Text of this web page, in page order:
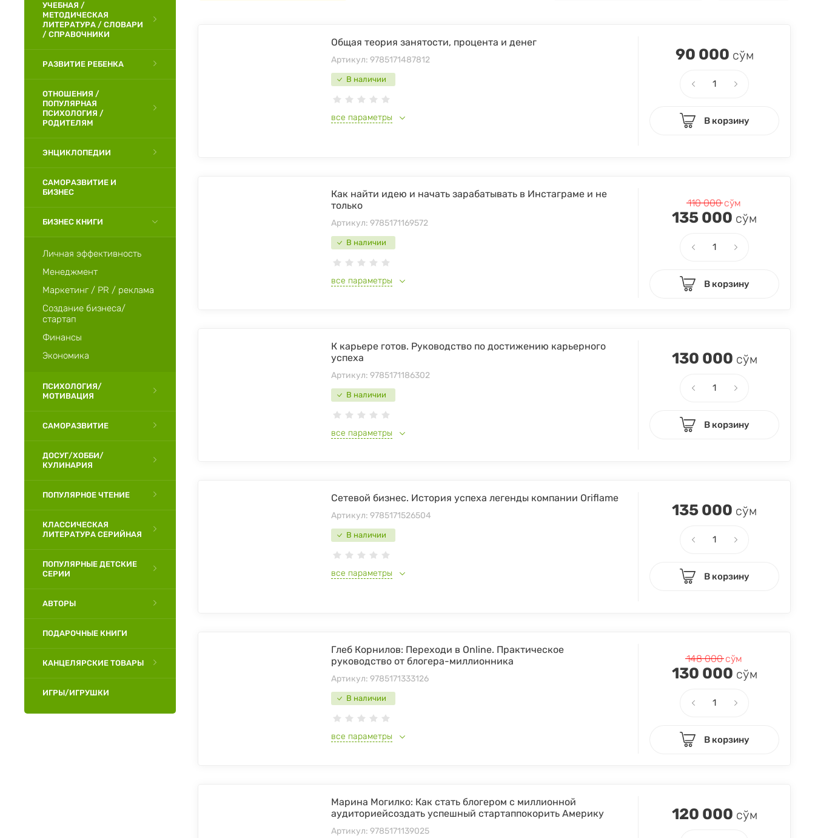
УЧЕБНАЯ /
МЕТОДИЧЕСКАЯ
ЛИТЕРАТУРА / СЛОВАРИ
/ СПРАВОЧНИКИ
РАЗВИТИЕ РЕБЕНКА
ОТНОШЕНИЯ /
ПОПУЛЯРНАЯ
ПСИХОЛОГИЯ /
РОДИТЕЛЯМ
ЭНЦИКЛОПЕДИИ
САМОРАЗВИТИЕ И
БИЗНЕС
БИЗНЕС КНИГИ
Личная эффективность
Менеджмент
Маркетинг / PR / реклама
Создание бизнеса/
стартап
Финансы
Экономика
ПСИХОЛОГИЯ/
МОТИВАЦИЯ
САМОРАЗВИТИЕ
ДОСУГ/ХОББИ/
КУЛИНАРИЯ
ПОПУЛЯРНОЕ ЧТЕНИЕ
КЛАССИЧЕСКАЯ
ЛИТЕРАТУРА СЕРИЙНАЯ
ПОПУЛЯРНЫЕ ДЕТСКИЕ
СЕРИИ
АВТОРЫ
ПОДАРОЧНЫЕ КНИГИ
КАНЦЕЛЯРСКИЕ ТОВАРЫ
ИГРЫ/ИГРУШКИ
В наличии
Общая теория занятости, процента и денег
Артикул: 9785171487812
все параметры
90 000 сўм
В корзину
В наличии
Как найти идею и начать зарабатывать в Инстаграме и не
только
Артикул: 9785171169572
все параметры
110 000сўм
135 000 сўм
В корзину
В наличии
К карьере готов. Руководство по достижению карьерного
успеха
Артикул: 9785171186302
все параметры
130 000 сўм
В корзину
В наличии
Сетевой бизнес. История успеха легенды компании Oriflame
Артикул: 9785171526504
все параметры
135 000 сўм
В корзину
В наличии
Глеб Корнилов: Переходи в Online. Практическое
руководство от блогера-миллионника
Артикул: 9785171333126
все параметры
148 000сўм
130 000 сўм
В корзину
Марина Могилко: Как стать блогером с миллионной
аудиториейсоздать успешный стартаппокорить Америку
Артикул: 9785171139025
120 000 сўм